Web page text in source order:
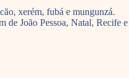
xerém, fubá e mungunzá.
de João Pessoa, Natal, Recife e